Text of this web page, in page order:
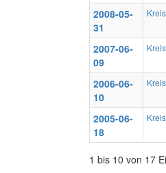
2008-05-
31
2007-06-
09
2006-06-
10
2005-06-
18
1 bis 10 von 17